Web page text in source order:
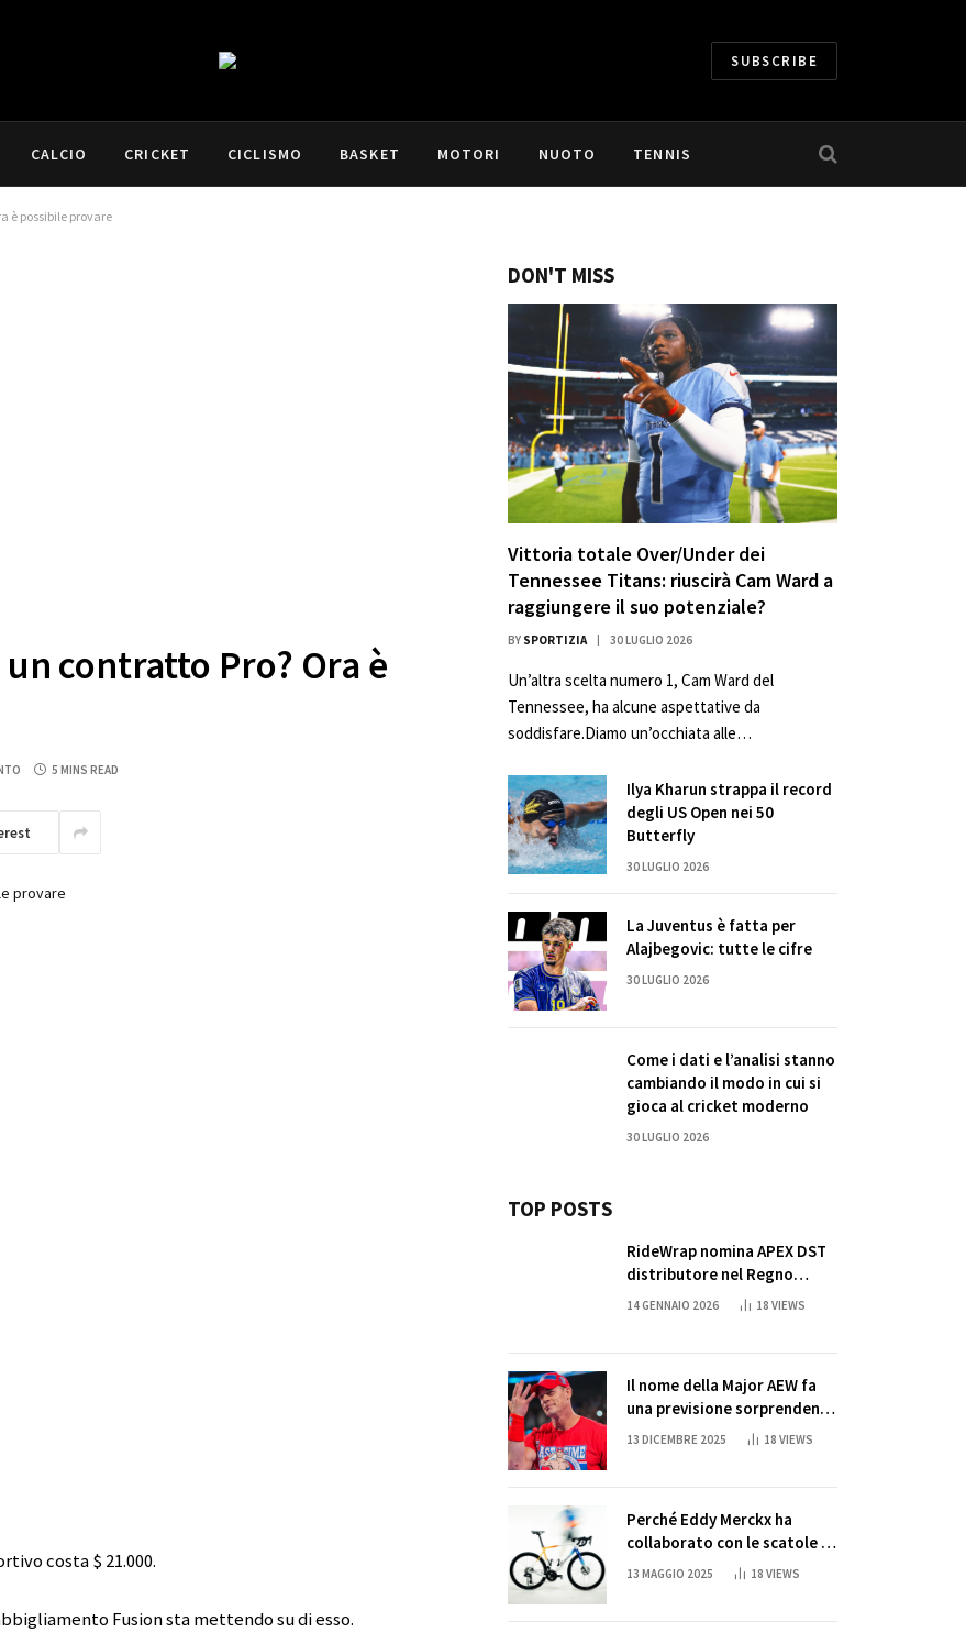
SUBSCRIBE
CALCIO CRICKET CICLISMO BASKET MOTORI NUOTO TENNIS
è possibile provare
contratto Pro? Ora è
5 MINS READ
costa $ 21.000.
Fusion sta mettendo su di esso.
DON'T MISS
Vittoria totale Over/Under dei
Tennessee Titans: riuscirà Cam Ward a
raggiungere il suo potenziale?
BY SPORTIZIA 30 LUGLIO 2026
Un’altra scelta numero 1, Cam Ward del
Tennessee, ha alcune aspettative da
soddisfare.Diamo un’occhiata alle…
Ilya Kharun strappa il record
degli US Open nei 50
Butterfly
30 LUGLIO 2026
La Juventus è fatta per
Alajbegovic: tutte le cifre
30 LUGLIO 2026
Come i dati e l’analisi stanno
cambiando il modo in cui si
gioca al cricket moderno
30 LUGLIO 2026
TOP POSTS
RideWrap nomina APEX DST
distributore nel Regno
Unito
14 GENNAIO 2026 18 VIEWS
Il nome della Major AEW fa
una previsione sorprendente
per la partita di ritiro di
13 DICEMBRE 2025 18 VIEWS
Perché Eddy Merckx ha
collaborato con le scatole di
succo di Sun Capri
13 MAGGIO 2025 18 VIEWS